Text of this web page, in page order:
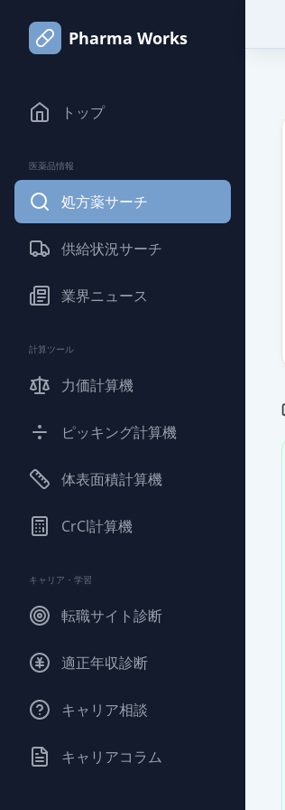
Pharma Works
トップ
医薬品情報
処方薬サーチ
供給状況サーチ
業界ニュース
計算ツール
力価計算機
ピッキング計算機
体表面積計算機
CrCl計算機
キャリア・学習
転職サイト診断
適正年収診断
キャリア相談
キャリアコラム